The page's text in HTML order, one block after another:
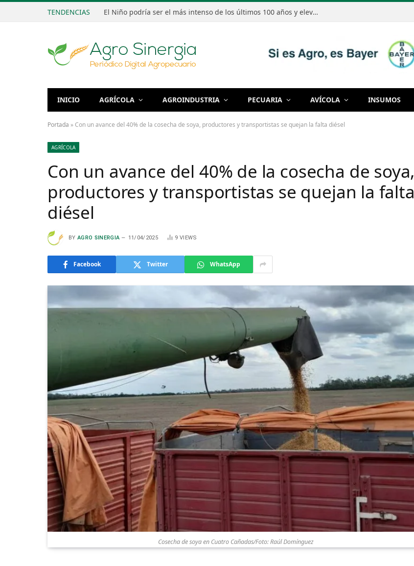
TENDENCIAS El Niño podría ser el más intenso de los últimos 100 años y elevar el riesgo de excesos de lluvias en Paraguay
INICIO AGRÍCOLA AGROINDUSTRIA PECUARIA AVÍCOLA INSUMOS
Portada »Con un avance del 40% de la cosecha de soya, productores y transportistas se quejan la falta diésel
AGRÍCOLA
Con un avance del 40% de la cosecha de soya,
productores y transportistas se quejan la falta
diésel
BY AGRO SINERGIA 11/04/2025 9 VIEWS
Facebook Twitter WhatsApp
Cosecha de soya en Cuatro Cañadas/Foto: Raúl Domínguez